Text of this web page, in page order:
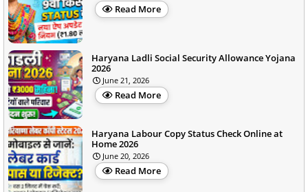
Read More
Haryana Ladli Social Security Allowance Yojana
2026
June 21, 2026
Read More
Haryana Labour Copy Status Check Online at
Home 2026
June 20, 2026
Read More